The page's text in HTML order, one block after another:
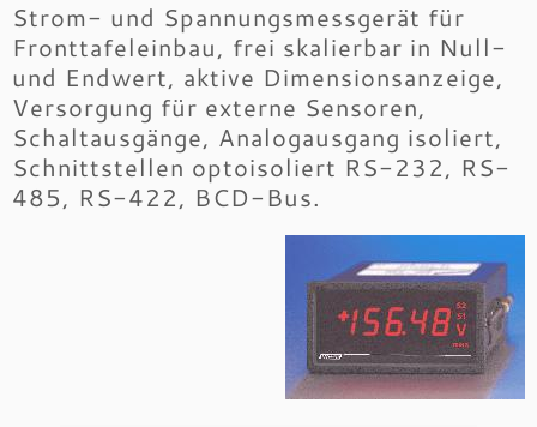
Strom- und Spannungsmessgerät für
Fronttafeleinbau, frei skalierbar in Null-
und Endwert, aktive Dimensionsanzeige,
Versorgung für externe Sensoren,
Schaltausgänge, Analogausgang isoliert,
Schnittstellen optoisoliert RS-232, RS-
485, RS-422, BCD-Bus.